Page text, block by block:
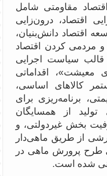
مقاومتی شامل
اقتصاد، درون‌زایی
اقتصاد دانش‌بنیان،
مردمی کردن اقتصاد
سیاست اجرایی
معیشت»، اقداماتی
کالاهای اساسی،
برنامه‌ریزی برای
تولید از همسایگان
بخش غیردولتی، و
از طریق ماهی‌دار
طرح پرورش ماهی در
شده است.